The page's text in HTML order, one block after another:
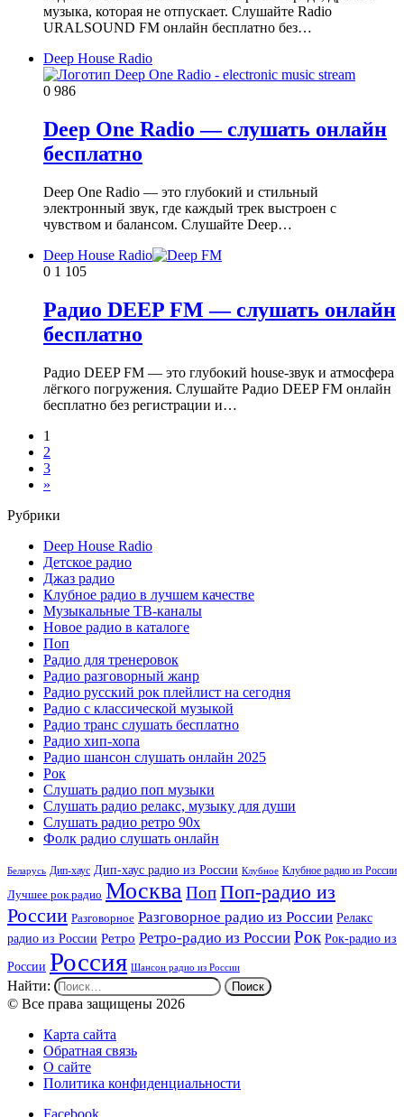
музыка, которая не отпускает. Слушайте Radio
URALSOUND FM онлайн бесплатно без…
Deep House Radio
0 986
Deep One Radio — слушать онлайн
бесплатно
Deep One Radio — это глубокий и стильный
электронный звук, где каждый трек выстроен с
чувством и балансом. Слушайте Deep…
Deep House Radio
0 1 105
Радио DEEP FM — слушать онлайн
бесплатно
Радио DEEP FM — это глубокий house-звук и атмосфера
лёгкого погружения. Слушайте Радио DEEP FM онлайн
бесплатно без регистрации и…
1
2
3
»
Рубрики
Deep House Radio
Детское радио
Джаз радио
Клубное радио в лучшем качестве
Музыкальные ТВ-каналы
Новое радио в каталоге
Поп
Радио для тренеровок
Радио разговорный жанр
Радио русский рок плейлист на сегодня
Радио с классической музыкой
Радио транс слушать бесплатно
Радио хип-хопа
Радио шансон слушать онлайн 2025
Рок
Слушать радио поп музыки
Слушать радио релакс, музыку для души
Слушать радио ретро 90х
Фолк радио слушать онлайн
Беларусь Дип-хаус Дип-хаус радио из России Клубное Клубное радио из России
Лучшее рок радио МоскваПопПоп-радио из
России Разговорное Разговорное радио из России Релакс
радио из России Ретро Ретро-радио из России Рок Рок-радио из
России Россия Шансон радио из России
Найти:
© Все права защищены 2026
Карта сайта
Обратная связь
О сайте
Политика конфиденциальности
Facebook